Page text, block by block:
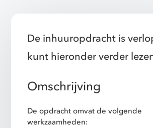
De inhuuropdracht is
kunt hieronder verder
Omschrijving
De opdracht omvat de volgende
werkzaamheden: